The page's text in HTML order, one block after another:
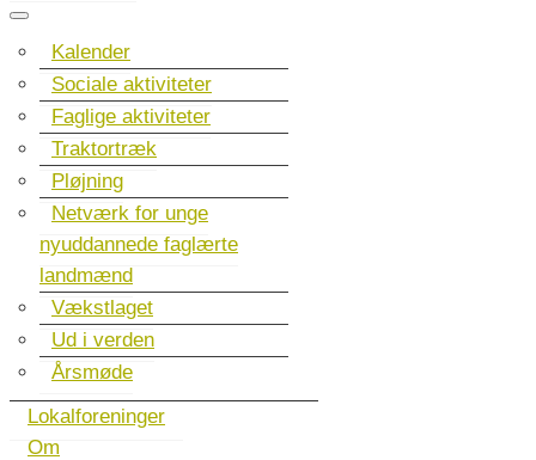
Kalender
Sociale aktiviteter
Faglige aktiviteter
Traktortræk
Pløjning
Netværk for unge
nyuddannede faglærte
landmænd
Vækstlaget
Ud i verden
Årsmøde
Lokalforeninger
Om